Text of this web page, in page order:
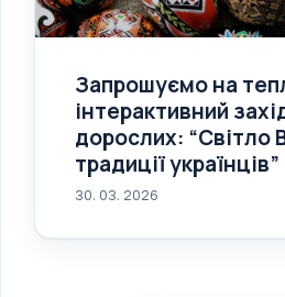
Запрошуємо на
інтерактивний
дорослих: “Світло
традиції українців”
30. 03. 2026